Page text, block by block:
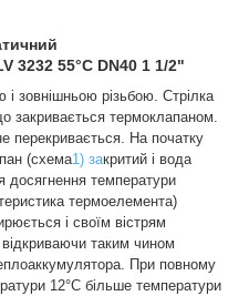
3232 55°C DN40 1 1/2"
і зовнішньою різьбою. Стрілка
закривається термоклапаном.
перекривається. На початку
(схема1) закритий і вода
досягнення температури
термоелемента)
і своїм вістрям
таким чином
При повному
12°C більше температури